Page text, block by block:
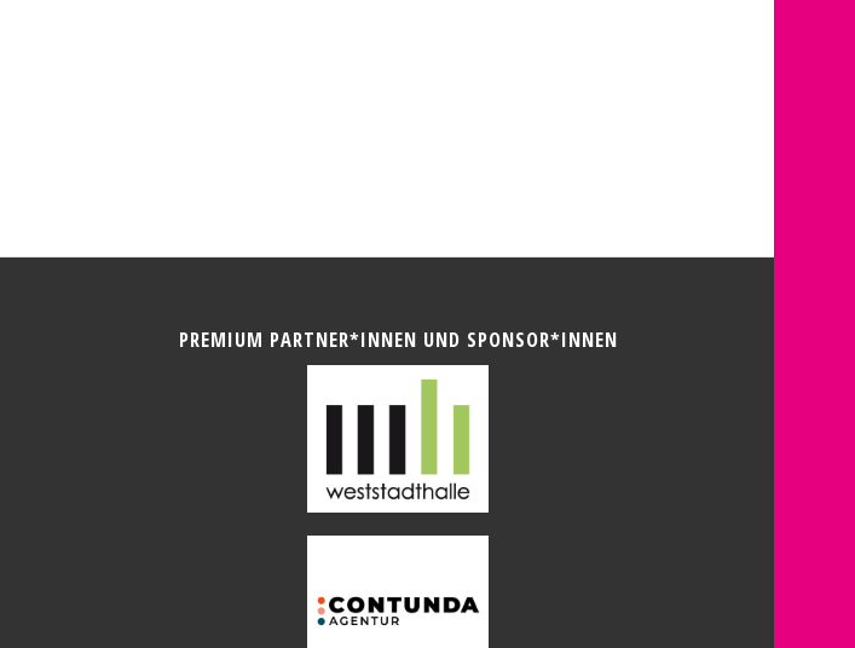
PREMIUM PARTNER*INNEN UND SPONSOR*INNEN